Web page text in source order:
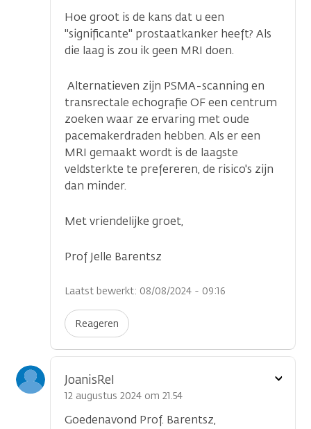
Hoe groot is de kans dat u een
"significante" prostaatkanker heeft? Als
die laag is zou ik geen MRI doen.
Alternatieven zijn PSMA-scanning en
transrectale echografie OF een centrum
zoeken waar ze ervaring met oude
pacemakerdraden hebben. Als er een
MRI gemaakt wordt is de laagste
veldsterkte te prefereren, de risico's zijn
dan minder.
Met vriendelijke groet,
Prof Jelle Barentsz
Laatst bewerkt: 08/08/2024 - 09:16
Reageren
JoanisRel
12 augustus 2024 om 21.54
Goedenavond Prof. Barentsz,
Toon